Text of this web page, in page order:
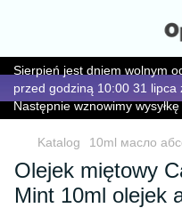
Sierpień jest dniem wolnym
przed godziną 10:00 31 lipca
Następnie wznowimy
Katalog 10ml масло
Olejek miętowy
Mint 10ml olejek